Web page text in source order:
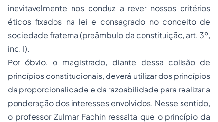
inevitavelmente nos conduz a rever nossos critérios
éticos fixados na lei e consagrado no conceito de
sociedade fraterna (preâmbulo da constituição, art. 3º,
inc. I).
Por óbvio, o magistrado, diante dessa colisão de
princípios constitucionais, deverá utilizar dos princípios
da proporcionalidade e da razoabilidade para realizar a
ponderação dos interesses envolvidos. Nesse sentido,
o professor Zulmar Fachin ressalta que o princípio da